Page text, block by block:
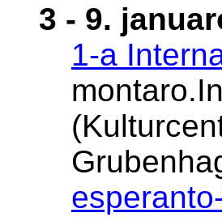
3 - 9.
1-a